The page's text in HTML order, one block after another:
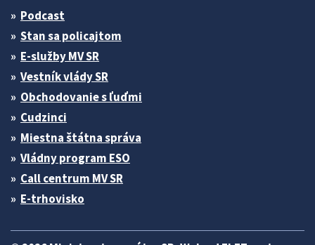
Podcast
Stan sa policajtom
E-služby MV SR
Vestník vlády SR
Obchodovanie s ľuďmi
Cudzinci
Miestna štátna správa
Vládny program ESO
Call centrum MV SR
E-trhovisko